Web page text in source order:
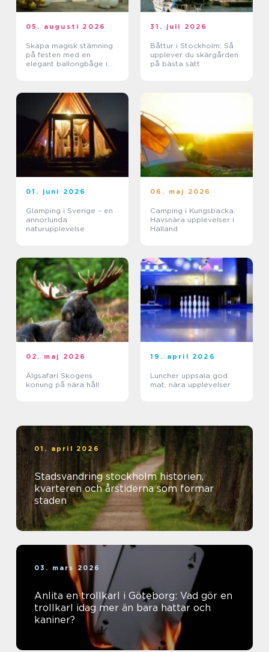
05. augusti 2026
Skapa magisk stämning
på festen med en
elegant ballongbåge i
31. juli 2026
Båttur i Stockholm: Så
upplever du skärgården
på bästa sätt
01. juni 2026
Glamping i Sverige – en
annorlunda
naturupplevelse
06. maj 2026
Camping i Kungsbacka:
Havsnära upplevelser i
Halland
02. maj 2026
Älgsafari Skogens
konung på nära håll
19. april 2026
Luncher uppsala god
mat, nära upplevelser
01. april 2026
Stadsvandring stockholm historien,
kvarteren och årstiderna som formar
staden
03. mars 2026
Anlita en trollkarl i Göteborg: Vad gör en
trollkarl idag mer än bara hattar och
kaniner?